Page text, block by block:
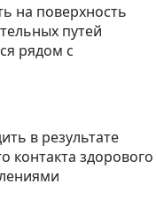
на поверхность
путей
рядом с
в результате
контакта здорового